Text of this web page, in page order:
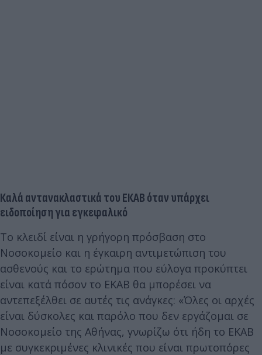
Καλά αντανακλαστικά του ΕΚΑΒ όταν υπάρχει
ειδοποίηση για εγκεφαλικό
Το κλειδί είναι η γρήγορη πρόσβαση στο
Νοσοκομείο και η έγκαιρη αντιμετώπιση του
ασθενούς και το ερώτημα που εύλογα προκύπτει
είναι κατά πόσον το ΕΚΑΒ θα μπορέσει να
αντεπεξέλθει σε αυτές τις ανάγκες: «Όλες οι αρχές
είναι δύσκολες και παρόλο που δεν εργάζομαι σε
Νοσοκομείο της Αθήνας, γνωρίζω ότι ήδη το ΕΚΑΒ
με συγκεκριμένες κλινικές που είναι πρωτοπόρες